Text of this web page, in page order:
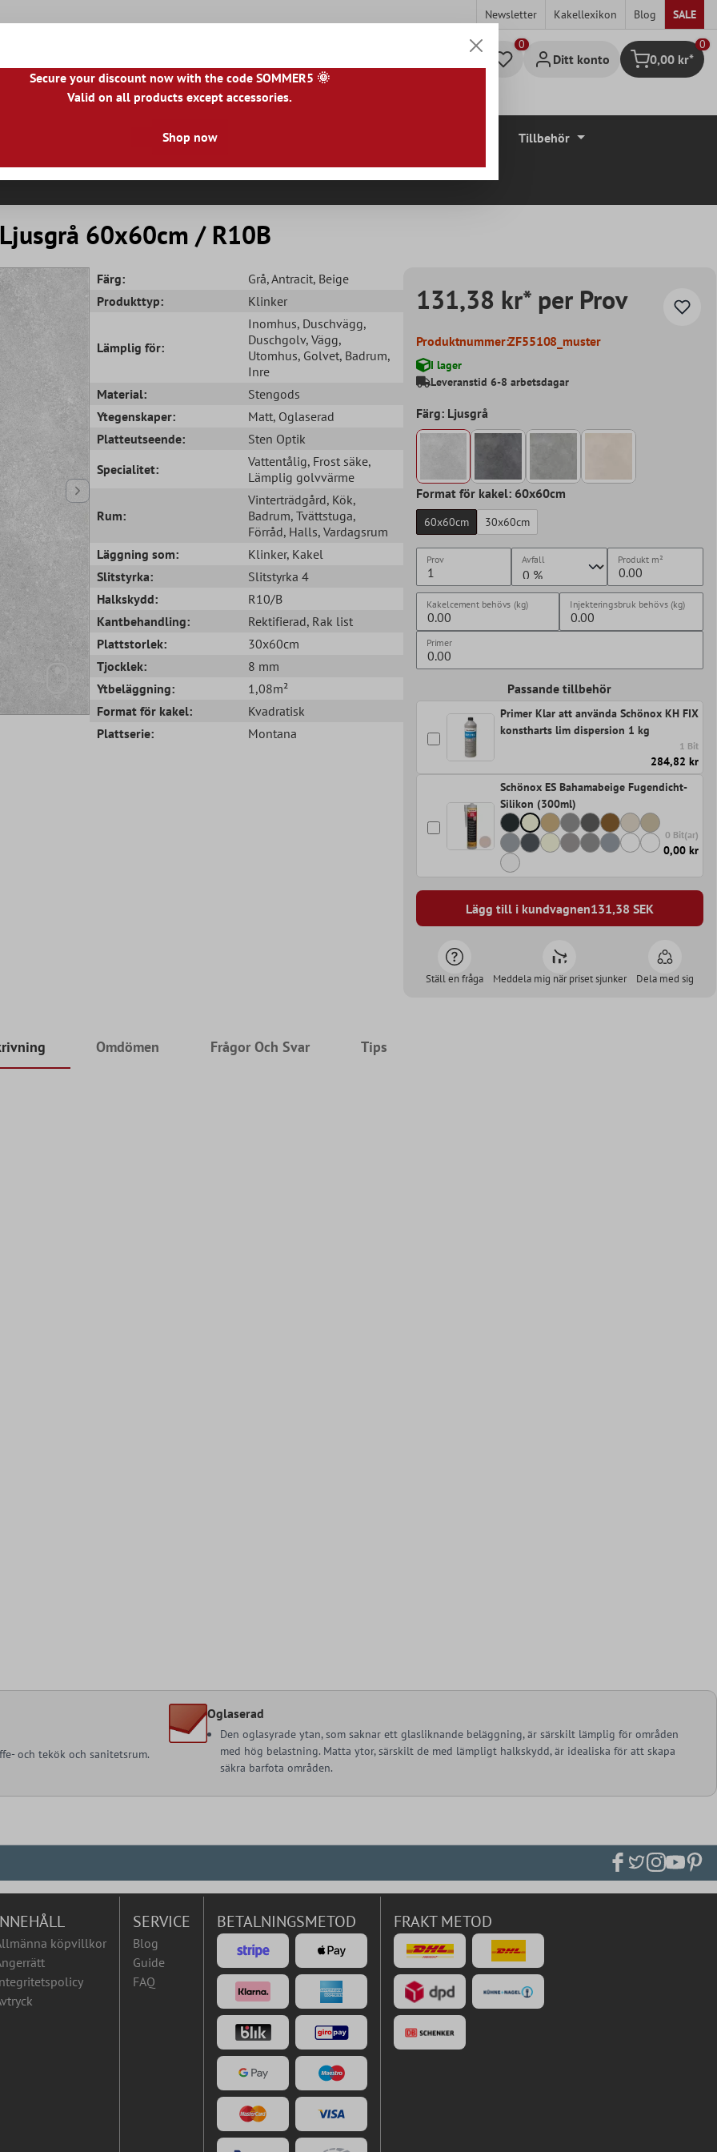
Newsletter Kakellexikon Blog SALE
Ditt konto Kundvagn
0
0,00 kr*
|PT| FI|GR |RO|NO|HU| BG|HR|LU
Terrassplattor Tillbehör
60x60cm / R10B
Färg: Grå, Antracit, Beige
Produkttyp:
Klinker
Lämplig för:
Inomhus, Duschvägg,
Duschgolv, Vägg,
Utomhus, Golvet, Badrum,
Inre
Material:
Stengods
Ytegenskaper:
Matt, Oglaserad
Platteutseende:
Sten Optik
Specialitet:
Vattentålig, Frost säke,
Lämplig golvvärme
Rum:
Vinterträdgård, Kök,
Badrum, Tvättstuga,
Förråd, Halls, Vardagsrum
Läggning som:
Klinker, Kakel
Slitstyrka:
Slitstyrka 4
Halkskydd:
R10/B
Kantbehandling:
Rektifierad, Rak list
Plattstorlek:
30x60cm
Tjocklek:
8 mm
Ytbeläggning:
1,08m²
Format för kakel:
Kvadratisk
Plattserie:
Montana
131,38 kr* per Prov
Produktnummer:ZF55108_muster
I lager
Leveranstid 6-8 arbetsdagar
Färg: Ljusgrå
Format för kakel: 60x60cm
60x60cm 30x60cm
Prov Avfall Produkt m²
Kakelcement behövs (kg) Injekteringsbruk behövs (kg)
Primer
Passande tillbehör
Primer Klar att använda Schönox KH FIX
konstharts lim dispersion 1 kg
1 Bit
284,82 kr
Schönox ES Bahamabeige Fugendicht-
Silikon (300ml)
0 Bit(ar)
0,00 kr
Lägg till i kundvagnen131,38 SEK
Ställ en fråga Meddela mig när priset sjunker Dela med sig
Omdömen Frågor Och Svar Tips
och tekök och sanitetsrum.
Oglaserad
Den oglasyrade ytan, som saknar ett glasliknande beläggning, är särskilt lämplig för områden
med hög belastning. Matta ytor, särskilt de med lämpligt halkskydd, är idealiska för att skapa
säkra barfota områden.
köpvillkor
SERVICE
Blog
Guide
FAQ
BETALNINGSMETOD FRAKT METOD
Secure your discount now with the code SOMMER5 🌞
Valid on all products except accessories.
Shop now